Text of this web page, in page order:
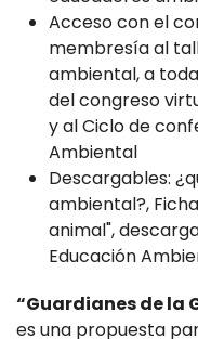
Acceso con el
membresía al
ambiental, a
del congreso
y al Ciclo de
Ambiental
Descargables:
ambiental?,
animal",
Educación
“Guardianes de la
es una propuesta